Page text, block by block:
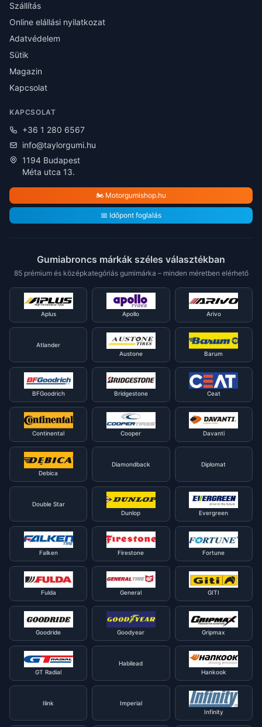
Szállítás
Online elállási nyilatkozat
Adatvédelem
Sütik
Magazin
Kapcsolat
KAPCSOLAT
+36 1 280 6567
info@taylorgumi.hu
1194 Budapest
Méta utca 13.
🏍️ Motorgumishop.hu
📅 Időpont foglalás
Gumiabroncs márkák széles választékban
85 prémium és középkategóriás gumimárka – minden méretben elérhető
Aplus Apollo Arivo
Atlander
Austone
Barum
BFGoodrich Bridgestone Ceat
Continental Cooper Davanti
Debica
Diamondback Diplomat
Double Star
Dunlop
Evergreen
Falken Firestone Fortune
Fulda General GITI
Goodride Goodyear Gripmax
GT Radial
Habilead
Hankook
Ilink
Imperial
Infinity